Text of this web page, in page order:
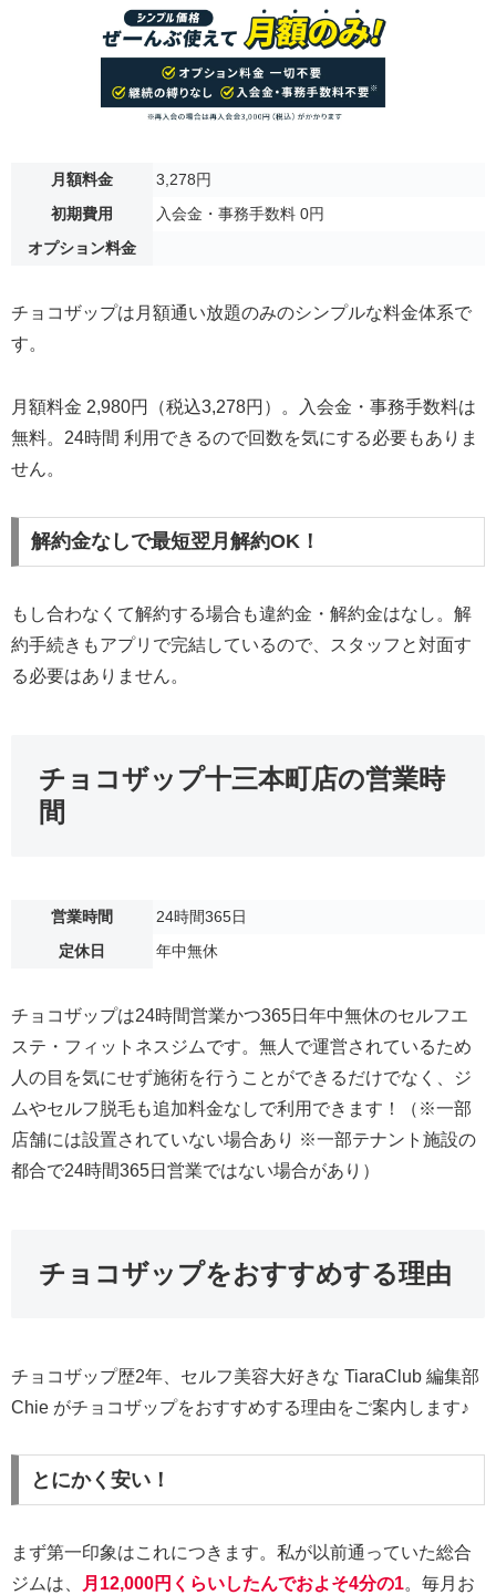
月額料金
3,278円
初期費用
入会金・事務手数料 0円
オプション料金
チョコザップは月額通い放題のみのシンプルな料金体系で
す。
月額料金 2,980円（税込3,278円）。入会金・事務手数料は
無料。24時間 利用できるので回数を気にする必要もありま
せん。
解約金なしで最短翌月解約OK！
もし合わなくて解約する場合も違約金・解約金はなし。解
約手続きもアプリで完結しているので、スタッフと対面す
る必要はありません。
チョコザップ十三本町店の営業時
間
営業時間
24時間365日
定休日
年中無休
チョコザップは24時間営業かつ365日年中無休のセルフエ
ステ・フィットネスジムです。無人で運営されているため
人の目を気にせず施術を行うことができるだけでなく、ジ
ムやセルフ脱毛も追加料金なしで利用できます！（※一部
店舗には設置されていない場合あり ※一部テナント施設の
都合で24時間365日営業ではない場合があり）
チョコザップをおすすめする理由
チョコザップ歴2年、セルフ美容大好きな TiaraClub 編集部
Chie がチョコザップをおすすめする理由をご案内します♪
とにかく安い！
まず第一印象はこれにつきます。私が以前通っていた総合
ジムは、
月12,000円くらいしたんでおよそ4分の1。毎月お